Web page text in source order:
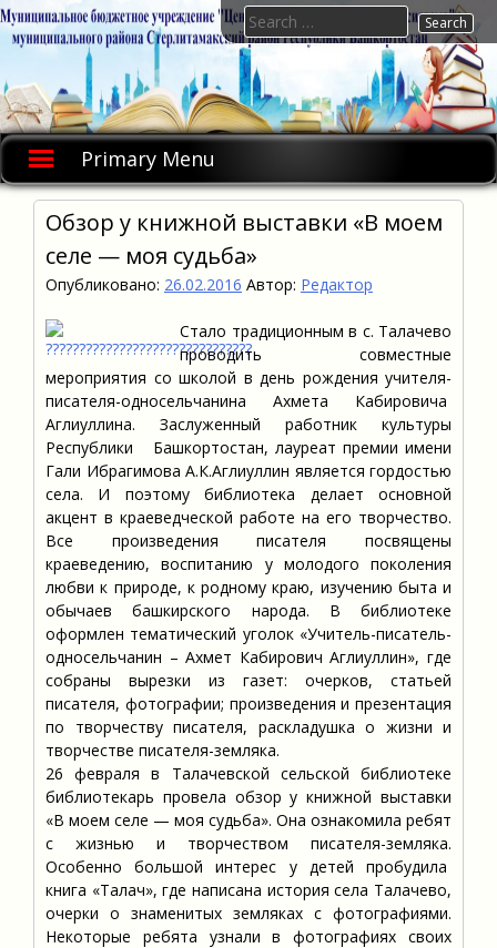
Skip
to
Primary Menu
Search
for:
Обзор у книжной выставки «В моем
селе — моя судьба»
Опубликовано: 26.02.2016 Автор: Редактор
Стало традиционным в с. Талачево
проводить совместные
мероприятия со школой в день рождения учителя-
писателя-односельчанина Ахмета Кабировича
Аглиуллина. Заслуженный работник культуры
Республики Башкортостан, лауреат премии имени
Гали Ибрагимова А.К.Аглиуллин является гордостью
села. И поэтому библиотека делает основной
акцент в краеведческой работе на его творчество.
Все произведения писателя посвящены
краеведению, воспитанию у молодого поколения
любви к природе, к родному краю, изучению быта и
обычаев башкирского народа. В библиотеке
оформлен тематический уголок «Учитель-писатель-
односельчанин – Ахмет Кабирович Аглиуллин», где
собраны вырезки из газет: очерков, статьей
писателя, фотографии; произведения и презентация
по творчеству писателя, раскладушка о жизни и
творчестве писателя-земляка.
26 февраля в Талачевской сельской библиотеке
библиотекарь провела обзор у книжной выставки
«В моем селе — моя судьба». Она ознакомила ребят
с жизнью и творчеством писателя-земляка.
Особенно большой интерес у детей пробудила
книга «Талач», где написана история села Талачево,
очерки о знаменитых земляках с фотографиями.
Некоторые ребята узнали в фотографиях своих